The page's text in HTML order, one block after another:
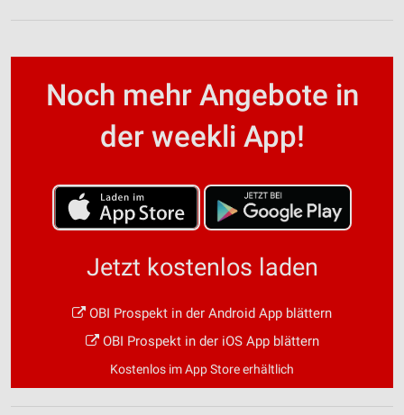
Noch mehr Angebote in
der weekli App!
Jetzt kostenlos laden
OBI Prospekt in der Android App blättern
OBI Prospekt in der iOS App blättern
Kostenlos im App Store erhältlich